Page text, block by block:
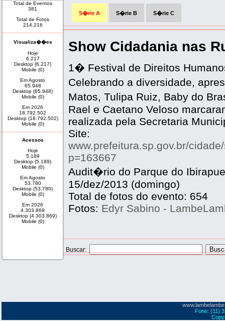
Total de Eventos
381
Total de Fotos
214.216
Visualiza��es
Hoje
6.217
Desktop (6.217)
Mobile (0)
Em Agosto
65.948
Desktop (65.948)
Mobile (0)
Em 2026
18.792.502
Desktop (18.792.502)
Mobile (0)
Acessos
Hoje
5.189
Desktop (5.189)
Mobile (0)
Em Agosto
53.780
Desktop (53.780)
Mobile (0)
Em 2026
4.303.869
Desktop (4.303.869)
Mobile (0)
S�rie A S�rie B S�rie C
Show Cidadania nas
1� Festival de Direitos
Celebrando a diversidade,
Matos, Tulipa Ruiz, Baby do
Rael e Caetano Veloso
realizada pela Secretaria
Site:
www.prefeitura.sp.gov.br/
p=163667
Audit�rio do Parque do
15/dez/2013 (domingo)
Total de fotos do evento: 654
Fotos: Edyr Sabino -
Buscar:
Fone: (11)